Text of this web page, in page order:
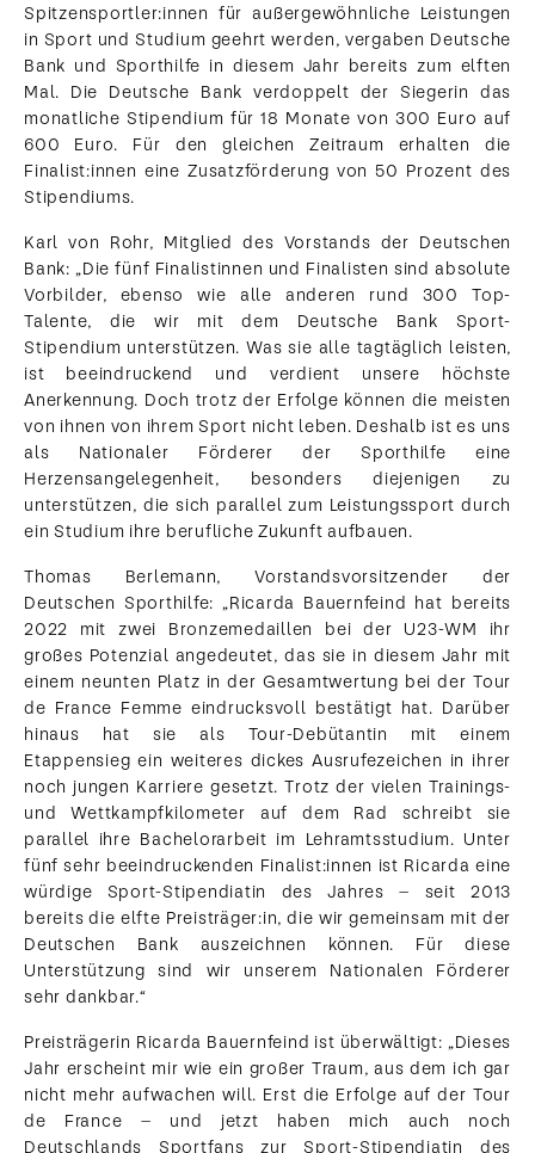
Spitzensportler:innen für außergewöhnliche Leistungen
in Sport und Studium geehrt werden, vergaben Deutsche
Bank und Sporthilfe in diesem Jahr bereits zum elften
Mal. Die Deutsche Bank verdoppelt der Siegerin das
monatliche Stipendium für 18 Monate von 300 Euro auf
600 Euro. Für den gleichen Zeitraum erhalten die
Finalist:innen eine Zusatzförderung von 50 Prozent des
Stipendiums.
Karl von Rohr, Mitglied des Vorstands der Deutschen
Bank: „Die fünf Finalistinnen und Finalisten sind absolute
Vorbilder, ebenso wie alle anderen rund 300 Top-
Talente, die wir mit dem Deutsche Bank Sport-
Stipendium unterstützen. Was sie alle tagtäglich leisten,
ist beeindruckend und verdient unsere höchste
Anerkennung. Doch trotz der Erfolge können die meisten
von ihnen von ihrem Sport nicht leben. Deshalb ist es uns
als Nationaler Förderer der Sporthilfe eine
Herzensangelegenheit, besonders diejenigen zu
unterstützen, die sich parallel zum Leistungssport durch
ein Studium ihre berufliche Zukunft aufbauen.
Thomas Berlemann, Vorstandsvorsitzender der
Deutschen Sporthilfe: „Ricarda Bauernfeind hat bereits
2022 mit zwei Bronzemedaillen bei der U23-WM ihr
großes Potenzial angedeutet, das sie in diesem Jahr mit
einem neunten Platz in der Gesamtwertung bei der Tour
de France Femme eindrucksvoll bestätigt hat. Darüber
hinaus hat sie als Tour-Debütantin mit einem
Etappensieg ein weiteres dickes Ausrufezeichen in ihrer
noch jungen Karriere gesetzt. Trotz der vielen Trainings-
und Wettkampfkilometer auf dem Rad schreibt sie
parallel ihre Bachelorarbeit im Lehramtsstudium. Unter
fünf sehr beeindruckenden Finalist:innen ist Ricarda eine
würdige Sport-Stipendiatin des Jahres – seit 2013
bereits die elfte Preisträger:in, die wir gemeinsam mit der
Deutschen Bank auszeichnen können. Für diese
Unterstützung sind wir unserem Nationalen Förderer
sehr dankbar.“
Preisträgerin Ricarda Bauernfeind ist überwältigt: „Dieses
Jahr erscheint mir wie ein großer Traum, aus dem ich gar
nicht mehr aufwachen will. Erst die Erfolge auf der Tour
de France – und jetzt haben mich auch noch
Deutschlands Sportfans zur Sport-Stipendiatin des